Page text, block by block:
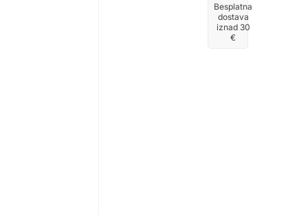
Besplatna
dostava
iznad 30
€